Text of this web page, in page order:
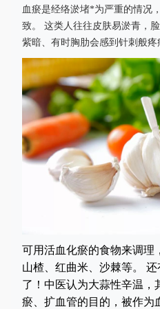
血瘀是经络淤堵*为严重的情况
致。 这类人往往皮肤易淤青，
紫暗、有时胸肋会感到针刺般疼
可用活血化瘀的食物来调理
山楂、红曲米、沙棘等。
了！中医认为大蒜性辛温，
瘀、扩血管的目的，被作为